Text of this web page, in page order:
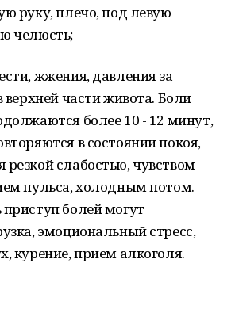
руку, плечо, под левую
челюсть;
жжения, давления за
верхней части живота. Боли
более 10 - 12 минут,
в состоянии покоя,
слабостью, чувством
пульса, холодным потом.
болей могут
эмоциональный стресс,
курение, прием алкоголя.